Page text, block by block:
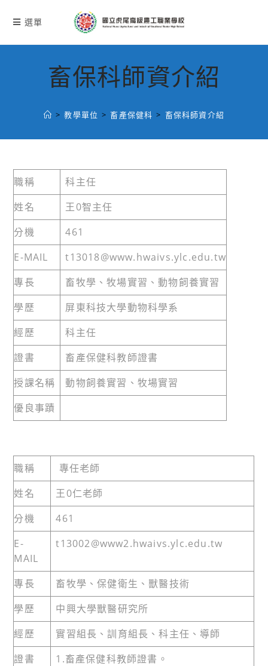
選單
畜保科師資介紹
> 教學單位 > 畜產保健科 > 畜保科師資介紹
職稱
科主任
姓名
王0智主任
分機
461
E-MAIL
t13018@www.hwaivs.ylc.edu.tw
專長
畜牧學、牧場實習、動物飼養實習
學歷
屏東科技大學動物科學系
經歷
科主任
證書
畜產保健科教師證書
授課名稱
動物飼養實習、牧場實習
優良事蹟
職稱
專任老師
姓名
王0仁老師
分機
461
E-
MAIL
t13002@www2.hwaivs.ylc.edu.tw
專長
畜牧學、保健衛生、獸醫技術
學歷
中興大學獸醫研究所
經歷
實習組長、訓育組長、科主任、導師
證書
1.畜產保健科教師證書。